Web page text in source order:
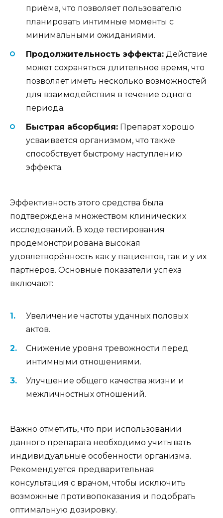
приёма, что позволяет пользователю
планировать интимные моменты с
минимальными ожиданиями.
Продолжительность эффекта: Действие
может сохраняться длительное время, что
позволяет иметь несколько возможностей
для взаимодействия в течение одного
периода.
Быстрая абсорбция: Препарат хорошо
усваивается организмом, что также
способствует быстрому наступлению
эффекта.
Эффективность этого средства была
подтверждена множеством клинических
исследований. В ходе тестирования
продемонстрирована высокая
удовлетворённость как у пациентов, так и у их
партнёров. Основные показатели успеха
включают:
Увеличение частоты удачных половых
актов.
Снижение уровня тревожности перед
интимными отношениями.
Улучшение общего качества жизни и
межличностных отношений.
Важно отметить, что при использовании
данного препарата необходимо учитывать
индивидуальные особенности организма.
Рекомендуется предварительная
консультация с врачом, чтобы исключить
возможные противопоказания и подобрать
оптимальную дозировку.